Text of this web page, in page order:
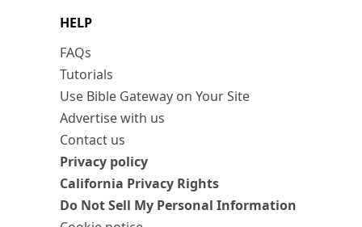
HELP
FAQs
Tutorials
Use Bible Gateway on Your Site
Advertise with us
Contact us
Privacy policy
California Privacy Rights
Do Not Sell My Personal Information